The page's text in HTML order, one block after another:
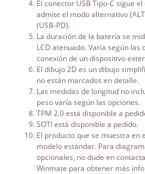
El conector USB Tipo-C sigue
admite el modo alternativo
(USB-PD).
La duración de la batería se
LCD atenuado. Varía según las
conexión de un dispositivo
El dibujo 2D es un dibujo
no están marcados en detalle.
Las medidas de longitud no
peso varía según las opciones.
TPM 2.0 está disponible a
SOTI está disponible a pedido.
El producto que se muestra en
modelo estándar. Para
opcionales, no dude en
Winmate para obtener más